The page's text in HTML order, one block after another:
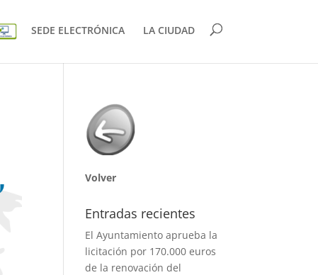
SEDE ELECTRÓNICA LA CIUDAD
Volver
Entradas recientes
El Ayuntamiento aprueba la
licitación por 170.000 euros
de la renovación del